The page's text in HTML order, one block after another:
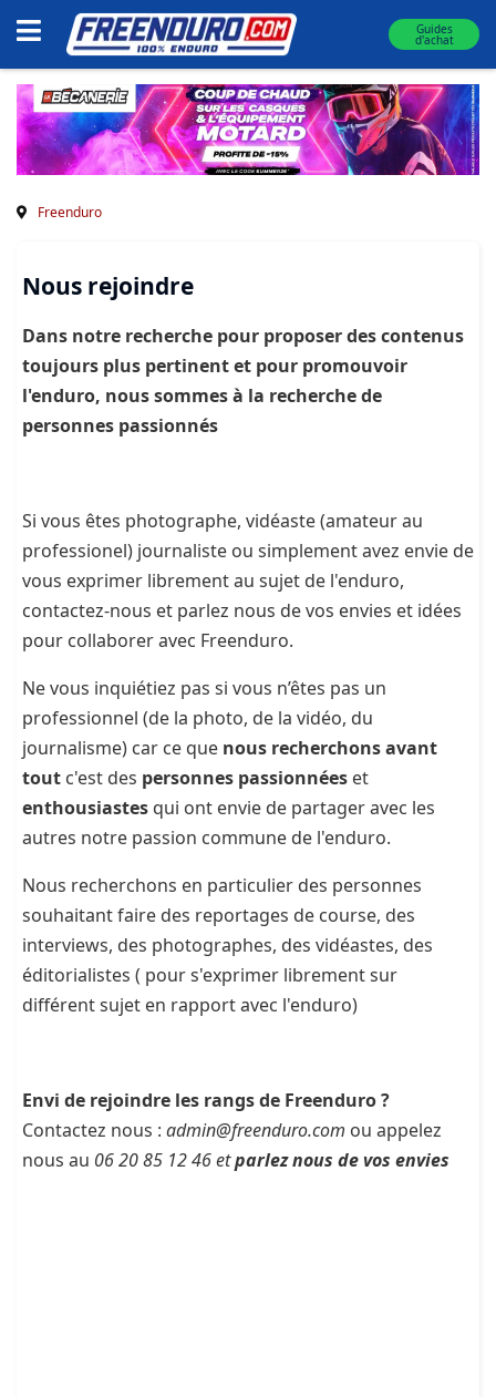
Guides
d'achat
Freenduro
Nous rejoindre
Dans notre recherche pour proposer des contenus
toujours plus pertinent et pour promouvoir
l'enduro, nous sommes à la recherche de
personnes passionnés
Si vous êtes photographe, vidéaste (amateur au
professionel) journaliste ou simplement avez envie de
vous exprimer librement au sujet de l'enduro,
contactez-nous et parlez nous de vos envies et idées
pour collaborer avec Freenduro.
Ne vous inquiétiez pas si vous n’êtes pas un
professionnel (de la photo, de la vidéo, du
journalisme) car ce que nous recherchons avant
tout c'est des personnes passionnées et
enthousiastes qui ont envie de partager avec les
autres notre passion commune de l'enduro.
Nous recherchons en particulier des personnes
souhaitant faire des reportages de course, des
interviews, des photographes, des vidéastes, des
éditorialistes ( pour s'exprimer librement sur
différent sujet en rapport avec l'enduro)
Envi de rejoindre les rangs de Freenduro ?
Contactez nous : admin@freenduro.com ou appelez
nous au 06 20 85 12 46 etparlez nous de vos envies